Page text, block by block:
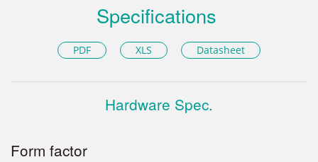
Specifications
PDF XLS Datasheet
Hardware Spec.
Form factor